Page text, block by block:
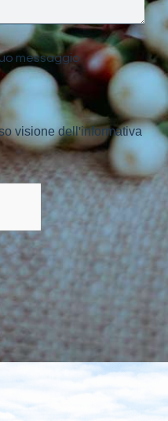
messaggio
visione dell'informativa